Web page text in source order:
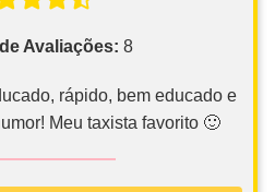
rápido, bem educado e
de Contato